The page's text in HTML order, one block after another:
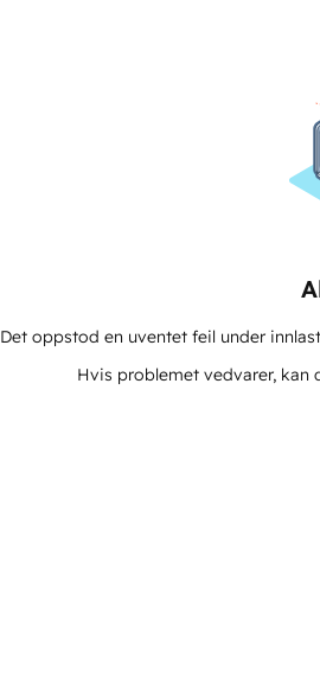
Det oppstod en uventet feil under
Hvis problemet vedvarer, kan